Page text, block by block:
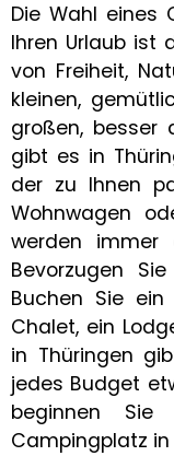
Die Wahl eines
Ihren Urlaub ist
von Freiheit,
kleinen,
großen, besser
gibt es in
der zu Ihnen
Wohnwagen
werden
Bevorzugen
Buchen Sie ein
Chalet, ein
in Thüringen
jedes Budget
beginnen
Campingplatz in